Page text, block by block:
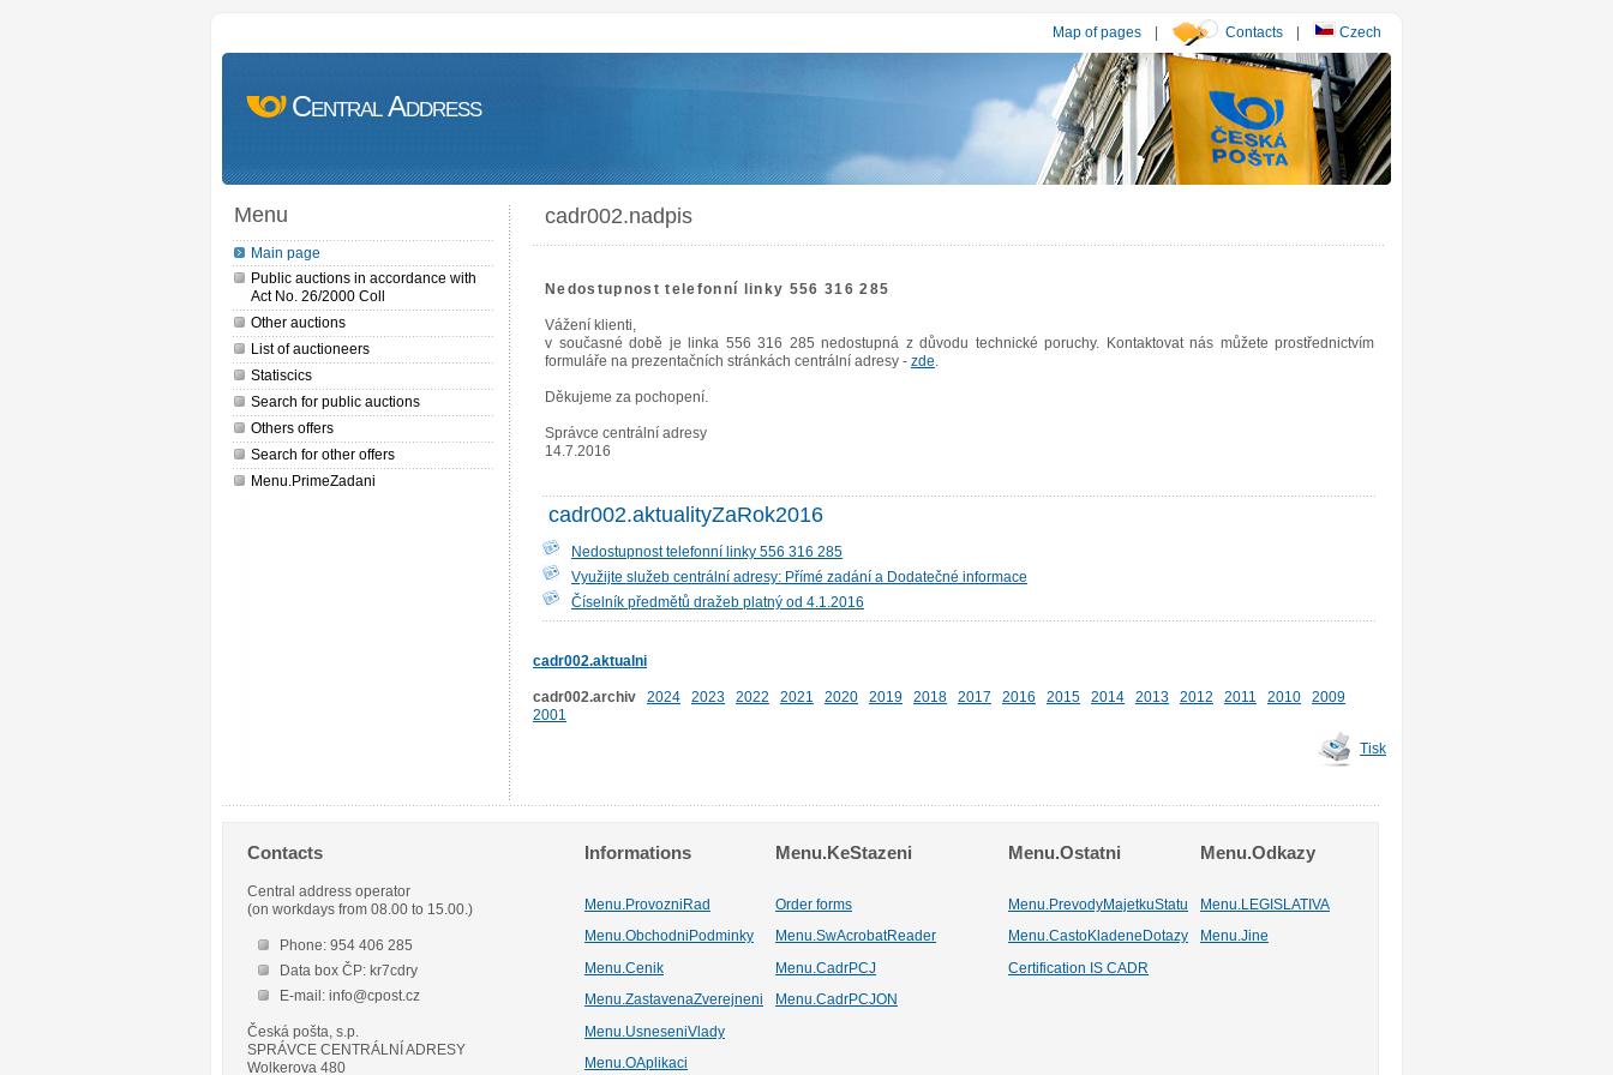
Map of pages | Contacts | Czech
Central Address
Menu
Main page
Public auctions in accordance with
Act No. 26/2000 Coll
Other auctions
List of auctioneers
Statiscics
Search for public auctions
Others offers
Search for other offers
Menu.PrimeZadani
cadr002.nadpis
Nedostupnost telefonní linky 556 316 285
Vážení klienti,
v současné době je linka 556 316 285 nedostupná z důvodu technické poruchy. Kontaktovat nás můžete prostřednictvím
formuláře na prezentačních stránkách centrální adresy - zde
Děkujeme za pochopení.
Správce centrální adresy
14.7.2016
cadr002.aktualityZaRok2016
Nedostupnost telefonní linky 556 316 285
Využijte služeb centrální adresy: Přímé zadání a Dodatečné informace
Číselník předmětů dražeb platný od 4.1.2016
cadr002.aktualni
cadr002.archiv 2024 2023 2022 2021 2020 2019 2018 2017 2016 2015 2014 2013 2012 2011 2010
2009
2001
Tisk
Contacts
Central address operator
(on workdays from 08.00 to 15.00.)
Phone: 954 406 285
Data box ČP: kr7cdry
E-mail: info@cpost.cz
Česká pošta, s.p.
SPRÁVCE CENTRÁLNÍ ADRESY
Wolkerova 480
Informations Menu.KeStazeni Menu.Ostatni Menu.Odkazy
Menu.ProvozniRad Order forms Menu.PrevodyMajetkuStatu
Menu.LEGISLATIVA
Menu.ObchodniPodminky
Menu.SwAcrobatReader Menu.CastoKladeneDotazy Menu.Jine
Menu.Cenik Menu.CadrPCJ
Certification IS CADR
Menu.ZastavenaZverejneni
Menu.CadrPCJON
Menu.UsneseniVlady
Menu.OAplikaci